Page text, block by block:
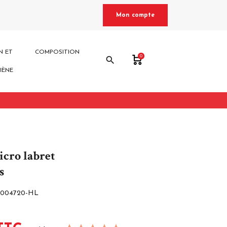
Mon compte
ET COMPOSITION
search 0
labret
HL